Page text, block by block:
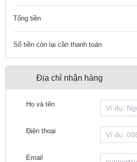
Địa chỉ nhận hàng
Họ và tên
Điện thoại
Email
Tổng tiền
Số tiền còn lại cần thanh toán